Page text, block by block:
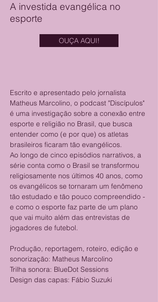
A investida evangélica no
esporte
OUÇA AQUI!
Escrito e apresentado pelo jornalista
Matheus Marcolino, o podcast "Discípulos"
é uma investigação sobre a conexão entre
esporte e religião no Brasil, que busca
entender como (e por que) os atletas
brasileiros ficaram tão evangélicos.
Ao longo de cinco episódios narrativos, a
série conta como o Brasil se transformou
religiosamente nos últimos 40 anos, como
os evangélicos se tornaram um fenômeno
tão estudado e tão pouco compreendido -
e como o esporte faz parte de um plano
que vai muito além das entrevistas de
jogadores de futebol.
Produção, reportagem, roteiro, edição e
sonorização: Matheus Marcolino
Trilha sonora: BlueDot Sessions
Design das capas: Fábio Suzuki